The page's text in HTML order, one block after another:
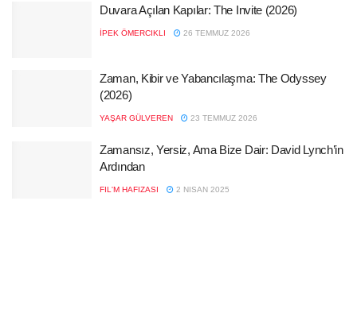
Duvara Açılan Kapılar: The Invite (2026)
İPEK ÖMERCIKLI 26 TEMMUZ 2026
Zaman, Kibir ve Yabancılaşma: The Odyssey
(2026)
YAŞAR GÜLVEREN 23 TEMMUZ 2026
Zamansız, Yersiz, Ama Bize Dair: David Lynch’in
Ardından
FIL'M HAFIZASI 2 NISAN 2025